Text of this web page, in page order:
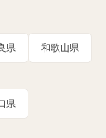
県 和歌山県
県